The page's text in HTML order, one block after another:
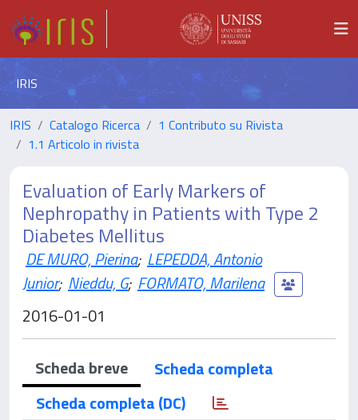
IRIS
IRIS Catalogo Ricerca
1 Contributo su Rivista
1.1 Articolo in rivista
Evaluation of Early Markers of
Nephropathy in Patients with Type 2
Diabetes Mellitus
DE MURO, Pierina; LEPEDDA, Antonio
Junior; Nieddu, G; FORMATO, Marilena
2016-01-01
Scheda breve
Scheda completa
Scheda completa (DC)